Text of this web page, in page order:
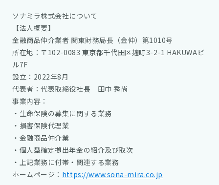
ソナミラ株式会社について
【法人概要】
金融商品仲介業者 関東財務局長（金仲）第1010号
所在地：〒102-0083 東京都千代田区麹町3-2-1 HAKUWAビ
ル7F
設立：2022年8月
代表者：代表取締役社長 田中 秀尚
事業内容：
・生命保険の募集に関する業務
・損害保険代理業
・金融商品仲介業
・個人型確定拠出年金の紹介及び取次
・上記業務に付帯・関連する業務
ホームページ： https://www.sona-mira.co.jp